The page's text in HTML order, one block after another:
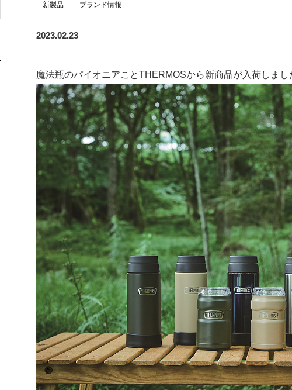
新製品 ブランド情報
2023.02.23
魔法瓶のパイオニアことTHERMOSから新商品が入荷しまし